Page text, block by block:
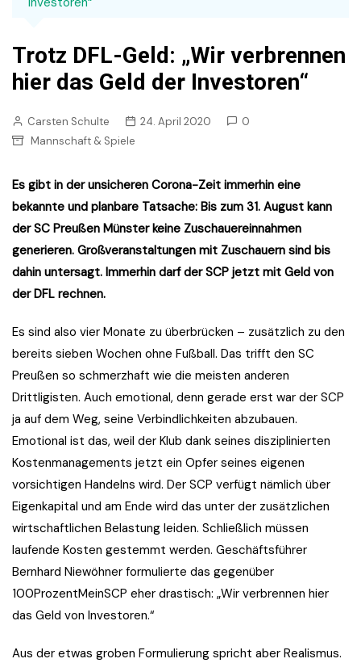
Trotz DFL-Geld: „Wir verbrennen
hier das Geld der Investoren“
Carsten Schulte 24. April 2020
0
Mannschaft & Spiele
Es gibt in der unsicheren Corona-Zeit immerhin eine
bekannte und planbare Tatsache: Bis zum 31. August kann
der SC Preußen Münster keine Zuschauereinnahmen
generieren. Großveranstaltungen mit Zuschauern sind bis
dahin untersagt. Immerhin darf der SCP jetzt mit Geld von
der DFL rechnen.
Es sind also vier Monate zu überbrücken – zusätzlich zu den
bereits sieben Wochen ohne Fußball. Das trifft den SC
Preußen so schmerzhaft wie die meisten anderen
Drittligisten. Auch emotional, denn gerade erst war der SCP
ja auf dem Weg, seine Verbindlichkeiten abzubauen.
Emotional ist das, weil der Klub dank seines disziplinierten
Kostenmanagements jetzt ein Opfer seines eigenen
vorsichtigen Handelns wird. Der SCP verfügt nämlich über
Eigenkapital und am Ende wird das unter der zusätzlichen
wirtschaftlichen Belastung leiden. Schließlich müssen
laufende Kosten gestemmt werden. Geschäftsführer
Bernhard Niewöhner formulierte das gegenüber
100ProzentMeinSCP eher drastisch: „Wir verbrennen hier
das Geld von Investoren.“
Aus der etwas groben Formulierung spricht aber Realismus.